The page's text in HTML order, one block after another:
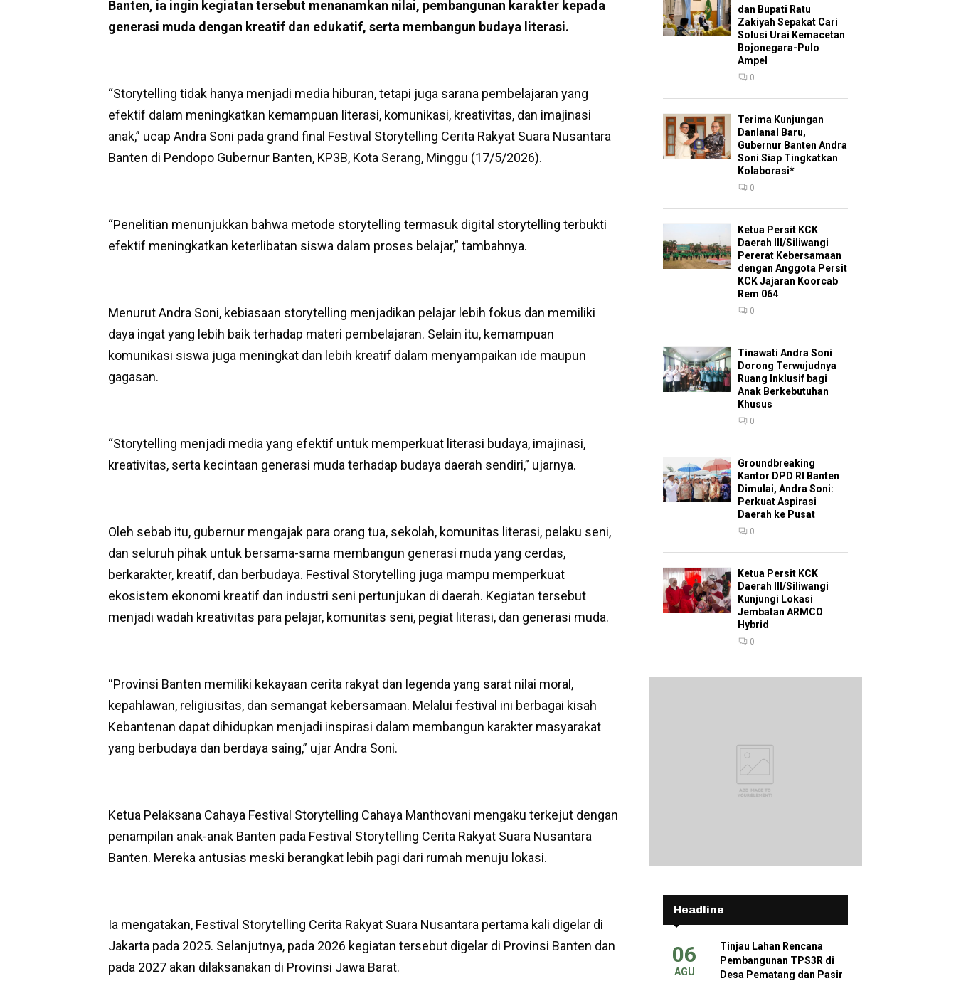
Banten, ia ingin kegiatan tersebut menanamkan nilai, pembangunan karakter kepada
generasi muda dengan kreatif dan edukatif, serta membangun budaya literasi.
“Storytelling tidak hanya menjadi media hiburan, tetapi juga sarana pembelajaran yang
efektif dalam meningkatkan kemampuan literasi, komunikasi, kreativitas, dan imajinasi
anak,” ucap Andra Soni pada grand final Festival Storytelling Cerita Rakyat Suara Nusantara
Banten di Pendopo Gubernur Banten, KP3B, Kota Serang, Minggu (17/5/2026).
“Penelitian menunjukkan bahwa metode storytelling termasuk digital storytelling terbukti
efektif meningkatkan keterlibatan siswa dalam proses belajar,” tambahnya.
Menurut Andra Soni, kebiasaan storytelling menjadikan pelajar lebih fokus dan memiliki
daya ingat yang lebih baik terhadap materi pembelajaran. Selain itu, kemampuan
komunikasi siswa juga meningkat dan lebih kreatif dalam menyampaikan ide maupun
gagasan.
“Storytelling menjadi media yang efektif untuk memperkuat literasi budaya, imajinasi,
kreativitas, serta kecintaan generasi muda terhadap budaya daerah sendiri,” ujarnya.
Oleh sebab itu, gubernur mengajak para orang tua, sekolah, komunitas literasi, pelaku seni,
dan seluruh pihak untuk bersama-sama membangun generasi muda yang cerdas,
berkarakter, kreatif, dan berbudaya. Festival Storytelling juga mampu memperkuat
ekosistem ekonomi kreatif dan industri seni pertunjukan di daerah. Kegiatan tersebut
menjadi wadah kreativitas para pelajar, komunitas seni, pegiat literasi, dan generasi muda.
“Provinsi Banten memiliki kekayaan cerita rakyat dan legenda yang sarat nilai moral,
kepahlawan, religiusitas, dan semangat kebersamaan. Melalui festival ini berbagai kisah
Kebantenan dapat dihidupkan menjadi inspirasi dalam membangun karakter masyarakat
yang berbudaya dan berdaya saing,” ujar Andra Soni.
Ketua Pelaksana Cahaya Festival Storytelling Cahaya Manthovani mengaku terkejut dengan
penampilan anak-anak Banten pada Festival Storytelling Cerita Rakyat Suara Nusantara
Banten. Mereka antusias meski berangkat lebih pagi dari rumah menuju lokasi.
Ia mengatakan, Festival Storytelling Cerita Rakyat Suara Nusantara pertama kali digelar di
Jakarta pada 2025. Selanjutnya, pada 2026 kegiatan tersebut digelar di Provinsi Banten dan
pada 2027 akan dilaksanakan di Provinsi Jawa Barat.
dan Bupati Ratu
Zakiyah Sepakat Cari
Solusi Urai Kemacetan
Bojonegara-Pulo
Ampel
0
Terima Kunjungan
Danlanal Baru,
Gubernur Banten Andra
Soni Siap Tingkatkan
Kolaborasi*
0
Ketua Persit KCK
Daerah III/Siliwangi
Pererat Kebersamaan
dengan Anggota Persit
KCK Jajaran Koorcab
Rem 064
0
Tinawati Andra Soni
Dorong Terwujudnya
Ruang Inklusif bagi
Anak Berkebutuhan
Khusus
0
Groundbreaking
Kantor DPD RI Banten
Dimulai, Andra Soni:
Perkuat Aspirasi
Daerah ke Pusat
0
Ketua Persit KCK
Daerah III/Siliwangi
Kunjungi Lokasi
Jembatan ARMCO
Hybrid
0
Headline
06
AGU
Tinjau Lahan Rencana
Pembangunan TPS3R di
Desa Pematang dan Pasir